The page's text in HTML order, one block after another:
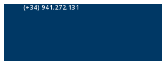
(+34) 941.272.131